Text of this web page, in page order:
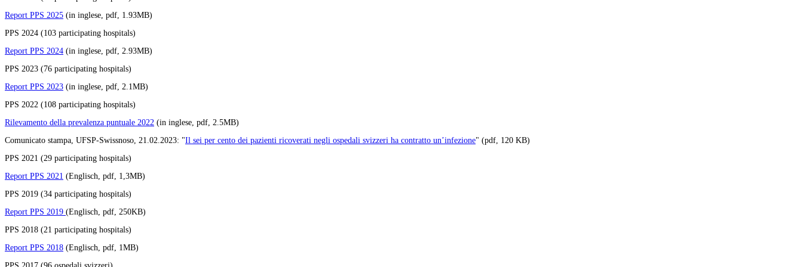
Report PPS 2025 (in inglese, pdf, 1.93MB)
PPS 2024 (103 participating hospitals)
Report PPS 2024 (in inglese, pdf, 2.93MB)
PPS 2023 (76 participating hospitals)
Report PPS 2023 (in inglese, pdf, 2.1MB)
PPS 2022 (108 participating hospitals)
Rilevamento della prevalenza puntuale 2022 (in inglese, pdf, 2.5MB)
Comunicato stampa, UFSP-Swissnoso, 21.02.2023: "Il sei per cento dei pazienti ricoverati negli ospedali svizzeri ha contratto un’infezione" (pdf, 120 KB)
PPS 2021 (29 participating hospitals)
Report PPS 2021 (Englisch, pdf, 1,3MB)
PPS 2019 (34 participating hospitals)
Report PPS 2019 (Englisch, pdf, 250KB)
PPS 2018 (21 participating hospitals)
Report PPS 2018 (Englisch, pdf, 1MB)